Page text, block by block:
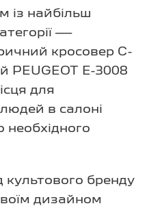
із найбільш
—
кросовер C-
PEUGEOT E-3008
для
в салоні
необхідного
культового бренду
дизайном